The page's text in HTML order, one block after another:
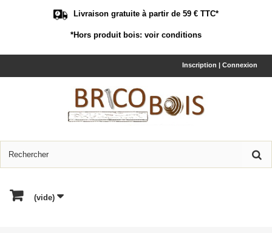
Livraison gratuite à partir de 59 € TTC*
*Hors produit bois: voir conditions
Inscription | Connexion
(vide)